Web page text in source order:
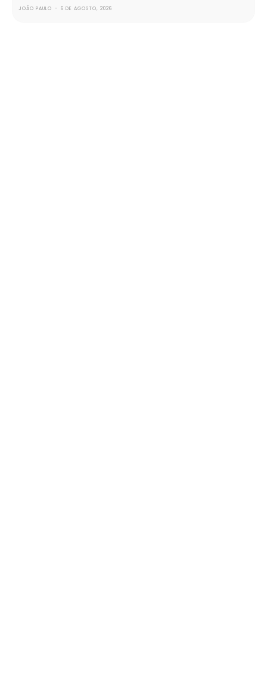
JOÃO PAULO - 6 DE AGOSTO, 2026